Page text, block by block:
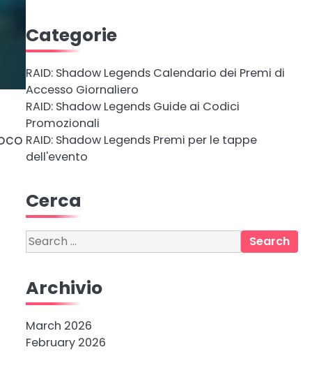
Categorie
RAID: Shadow Legends Calendario dei Premi di
Accesso Giornaliero
RAID: Shadow Legends Guide ai Codici
Promozionali
RAID: Shadow Legends Premi per le tappe
dell'evento
Cerca
Search
for:
Archivio
March 2026
February 2026